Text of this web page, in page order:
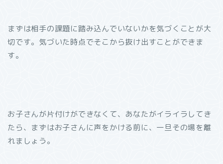
まずは相手の課題に踏み込んでいないかを気づくことが大
切です。気づいた時点でそこから抜け出すことができま
す。
お子さんが片付けができなくて、あなたがイライラしてき
たら、まずはお子さんに声をかける前に、一旦その場を離
れましょう。